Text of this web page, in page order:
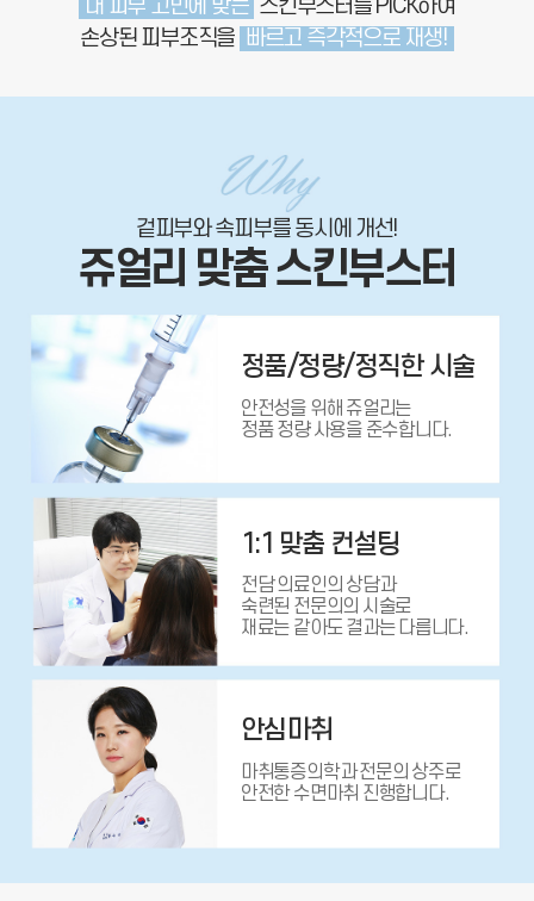
내 피부 고민에 맞는 스킨부스터를 PICK하여
손상된 피부조직을 빠르고 즉각적으로 재생!
겉피부와 속피부를 동시에 개선!
쥬얼리 맞춤 스킨부스터
정품/정량/정직한 시술
안전성을 위해 쥬얼리는
정품 정량 사용을 준수합니다.
1:1 맞춤 컨설팅
전담 의료인의 상담과
숙련된 전문의의 시술로
재료는 같아도 결과는 다릅니다.
안심마취
마취통증의학과 전문의 상주로
안전한 수면마취 진행합니다.